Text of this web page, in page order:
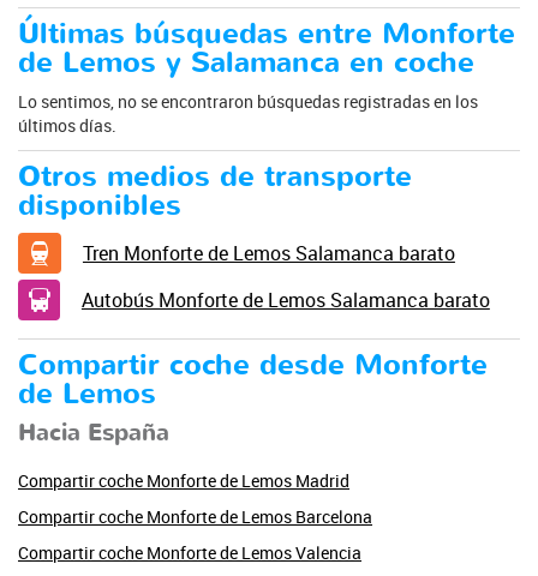
Últimas búsquedas entre Monforte
de Lemos y Salamanca en coche
Lo sentimos, no se encontraron búsquedas registradas en los
últimos días.
Otros medios de transporte
disponibles
Tren Monforte de Lemos Salamanca barato
Autobús Monforte de Lemos Salamanca barato
Compartir coche desde Monforte
de Lemos
Hacia España
Compartir coche Monforte de Lemos Madrid
Compartir coche Monforte de Lemos Barcelona
Compartir coche Monforte de Lemos Valencia